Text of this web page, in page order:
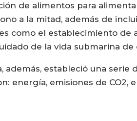
de alimentos para
a la mitad, además de
como el establecimiento
de la vida submarina
además, estableció una
energía, emisiones de CO2,